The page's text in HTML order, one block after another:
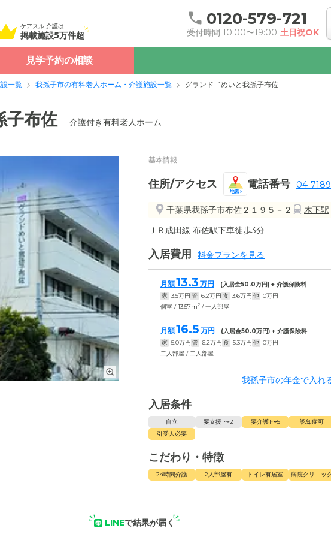
ケアスル 介護は
掲載施設5万件超
0120-579-721
受付時間 10:00〜19:00 土日祝OK
見学予約の相談
一覧 我孫子市の有料老人ホーム・介護施設一覧 グランド゛めいと我孫子布佐
子布佐
介護付き有料老人ホーム
基本情報
住所/アクセス
地図
電話番号 04-
千葉県我孫子市布佐２１９５－２
木下駅
ＪＲ成田線 布佐駅下車徒歩3分
入居費用 料金プランを見る
月額13.3 万円 (入居金50.0万円) + 介護保険料
家 3.5万円 管 6.2万円 食 3.6万円 他 0万円
個室 / 13.57m2 / 一人部屋
月額16.5 万円 (入居金50.0万円) + 介護保険料
家 5.0万円 管 6.2万円 食 5.3万円 他 0万円
二人部屋 / 二人部屋
我孫子市の年金で入れ
入居条件
自立 要支援1〜2 要介護1〜5 認知症可
引受人必要
こだわり・特徴
24時間介護 2人部屋有 トイレ有居室 病院クリニック
LINEで結果が届く